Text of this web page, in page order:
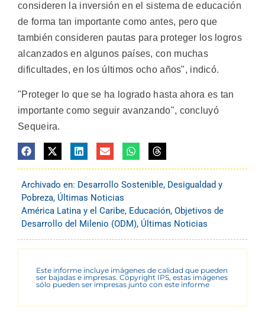
consideren la inversión en el sistema de educación
de forma tan importante como antes, pero que
también consideren pautas para proteger los logros
alcanzados en algunos países, con muchas
dificultades, en los últimos ocho años", indicó.
"Proteger lo que se ha logrado hasta ahora es tan
importante como seguir avanzando", concluyó
Sequeira.
Archivado en: Desarrollo Sostenible, Desigualdad y
Pobreza, Últimas Noticias
América Latina y el Caribe, Educación, Objetivos de
Desarrollo del Milenio (ODM), Últimas Noticias
Este informe incluye imágenes de calidad que pueden
ser bajadas e impresas. Copyright IPS, estas imágenes
sólo pueden ser impresas junto con este informe